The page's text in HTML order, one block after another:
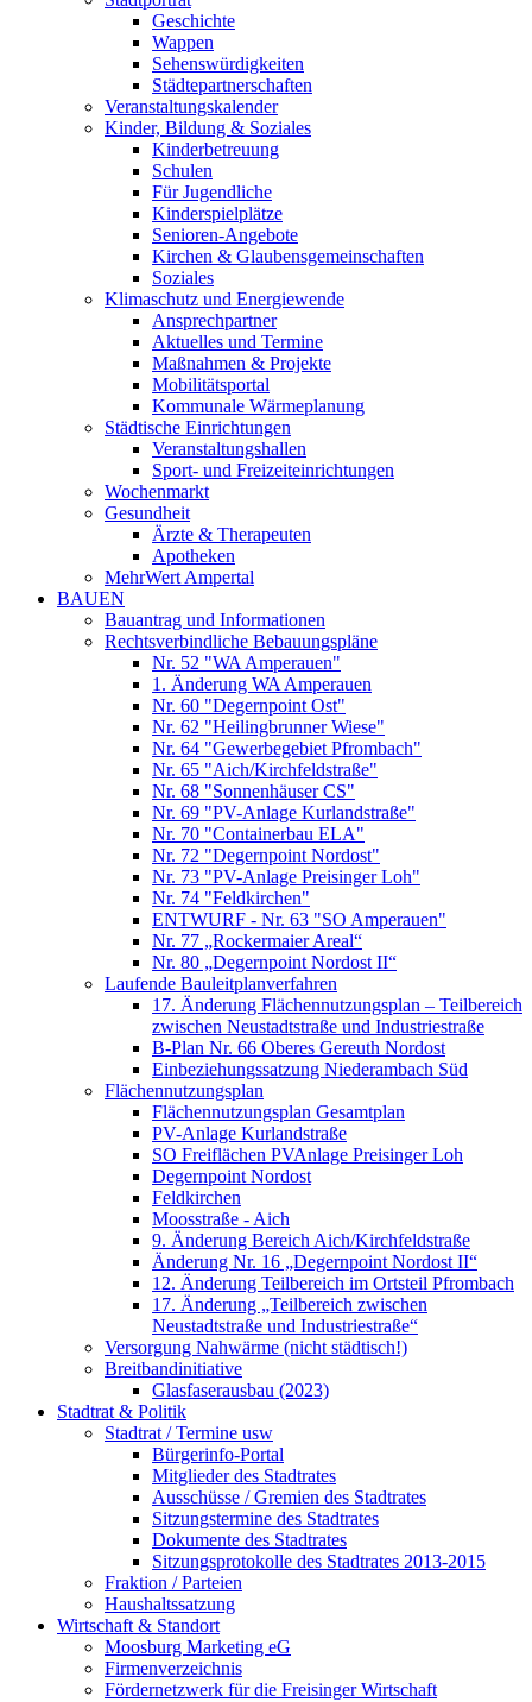
Geschichte
Wappen
Sehenswürdigkeiten
Städtepartnerschaften
Veranstaltungskalender
Kinder, Bildung & Soziales
Kinderbetreuung
Schulen
Für Jugendliche
Kinderspielplätze
Senioren-Angebote
Kirchen & Glaubensgemeinschaften
Soziales
Klimaschutz und Energiewende
Ansprechpartner
Aktuelles und Termine
Maßnahmen & Projekte
Mobilitätsportal
Kommunale Wärmeplanung
Städtische Einrichtungen
Veranstaltungshallen
Sport- und Freizeiteinrichtungen
Wochenmarkt
Gesundheit
Ärzte & Therapeuten
Apotheken
MehrWert Ampertal
BAUEN
Bauantrag und Informationen
Rechtsverbindliche Bebauungspläne
Nr. 52 "WA Amperauen"
1. Änderung WA Amperauen
Nr. 60 "Degernpoint Ost"
Nr. 62 "Heilingbrunner Wiese"
Nr. 64 "Gewerbegebiet Pfrombach"
Nr. 65 "Aich/Kirchfeldstraße"
Nr. 68 "Sonnenhäuser CS"
Nr. 69 "PV-Anlage Kurlandstraße"
Nr. 70 "Containerbau ELA"
Nr. 72 "Degernpoint Nordost"
Nr. 73 "PV-Anlage Preisinger Loh"
Nr. 74 "Feldkirchen"
ENTWURF - Nr. 63 "SO Amperauen"
Nr. 77 „Rockermaier Areal“
Nr. 80 „Degernpoint Nordost II“
Laufende Bauleitplanverfahren
17. Änderung Flächennutzungsplan – Teilbereich
zwischen Neustadtstraße und Industriestraße
B-Plan Nr. 66 Oberes Gereuth Nordost
Einbeziehungssatzung Niederambach Süd
Flächennutzungsplan
Flächennutzungsplan Gesamtplan
PV-Anlage Kurlandstraße
SO Freiflächen PV­Anlage Preisinger Loh
Degernpoint Nordost
Feldkirchen
Moosstraße - Aich
9. Änderung Bereich Aich/Kirchfeldstraße
Änderung Nr. 16 „Degernpoint Nordost II“
12. Änderung Teilbereich im Ortsteil Pfrombach
17. Änderung „Teilbereich zwischen
Neustadtstraße und Industriestraße“
Versorgung Nahwärme (nicht städtisch!)
Breitbandinitiative
Glasfaserausbau (2023)
Stadtrat & Politik
Stadtrat / Termine usw
Bürgerinfo-Portal
Mitglieder des Stadtrates
Ausschüsse / Gremien des Stadtrates
Sitzungstermine des Stadtrates
Dokumente des Stadtrates
Sitzungsprotokolle des Stadtrates 2013-2015
Fraktion / Parteien
Haushaltssatzung
Wirtschaft & Standort
Moosburg Marketing eG
Firmenverzeichnis
Fördernetzwerk für die Freisinger Wirtschaft